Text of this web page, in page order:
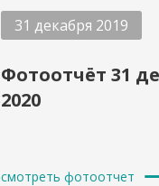
31 декабря 2019
Фотоотчёт 31
2020
смотреть фотоотчет